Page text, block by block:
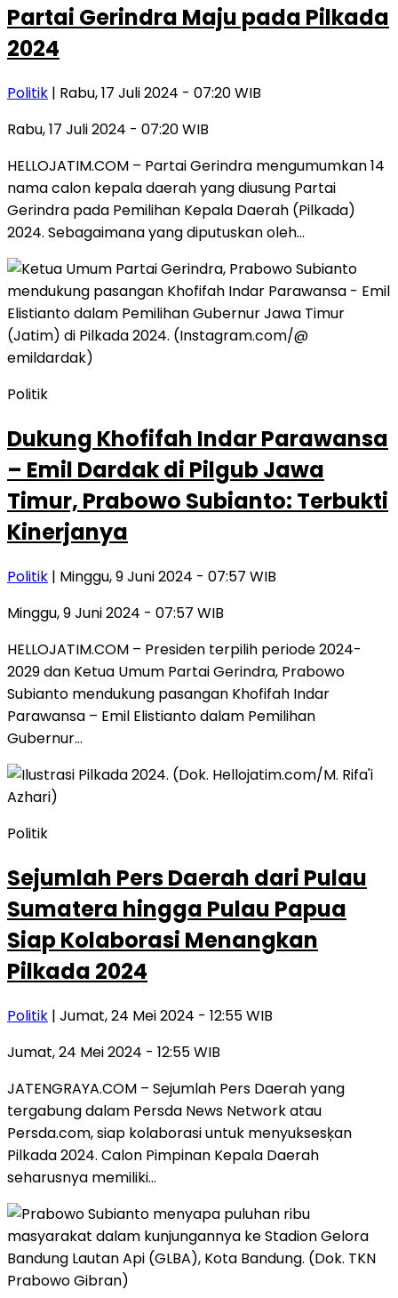
Partai Gerindra Maju pada Pilkada
2024
Politik | Rabu, 17 Juli 2024 - 07:20 WIB
Rabu, 17 Juli 2024 - 07:20 WIB
HELLOJATIM.COM – Partai Gerindra mengumumkan 14
nama calon kepala daerah yang diusung Partai
Gerindra pada Pemilihan Kepala Daerah (Pilkada)
2024. Sebagaimana yang diputuskan oleh…
Politik
Dukung Khofifah Indar Parawansa
– Emil Dardak di Pilgub Jawa
Timur, Prabowo Subianto: Terbukti
Kinerjanya
Politik | Minggu, 9 Juni 2024 - 07:57 WIB
Minggu, 9 Juni 2024 - 07:57 WIB
HELLOJATIM.COM – Presiden terpilih periode 2024-
2029 dan Ketua Umum Partai Gerindra, Prabowo
Subianto mendukung pasangan Khofifah Indar
Parawansa – Emil Elistianto dalam Pemilihan
Gubernur…
Politik
Sejumlah Pers Daerah dari Pulau
Sumatera hingga Pulau Papua
Siap Kolaborasi Menangkan
Pilkada 2024
Politik | Jumat, 24 Mei 2024 - 12:55 WIB
Jumat, 24 Mei 2024 - 12:55 WIB
JATENGRAYA.COM – Sejumlah Pers Daerah yang
tergabung dalam Persda News Network atau
Persda.com, siap kolaborasi untuk menyuksesķan
Pilkada 2024. Calon Pimpinan Kepala Daerah
seharusnya memiliki…